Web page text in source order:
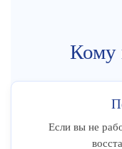
Кому
Если вы не